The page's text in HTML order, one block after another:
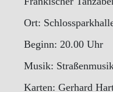
Ort:
Beginn: 20.00 Uhr
Musik:
Karten: Gerhard